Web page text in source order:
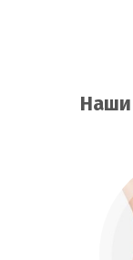
Наши